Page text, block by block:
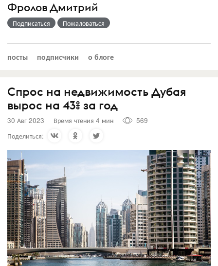
Фролов Дмитрий
Подписаться Пожаловаться
посты подписчики о блоге
Спрос на недвижимость Дубая
вырос на 43% за год
30 Авг 2023 Время чтения 4 мин
569
Поделиться: